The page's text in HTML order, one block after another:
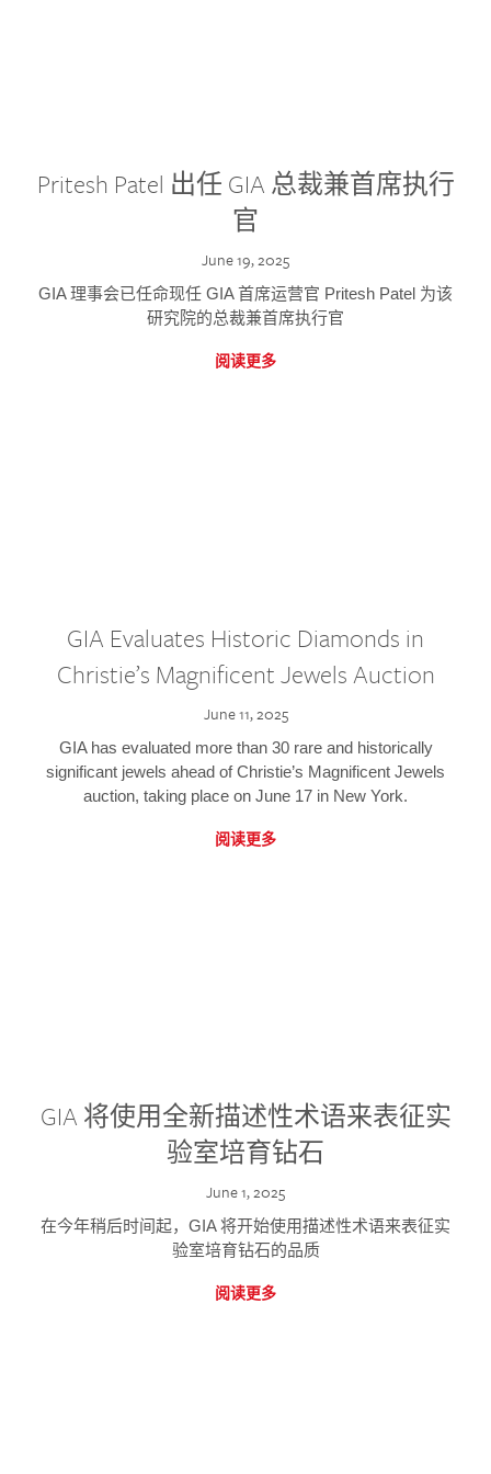
Pritesh Patel 出任 GIA 总裁兼首席执行
官
June 19, 2025
GIA 理事会已任命现任 GIA 首席运营官 Pritesh Patel 为该
研究院的总裁兼首席执行官
阅读更多
GIA Evaluates Historic Diamonds in
Christie’s Magnificent Jewels Auction
June 11, 2025
GIA has evaluated more than 30 rare and historically
significant jewels ahead of Christie’s Magnificent Jewels
auction, taking place on June 17 in New York.
阅读更多
GIA 将使用全新描述性术语来表征实
验室培育钻石
June 1, 2025
在今年稍后时间起，GIA 将开始使用描述性术语来表征实
验室培育钻石的品质
阅读更多